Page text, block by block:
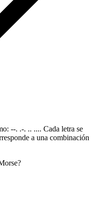
--. .-. .. .... Cada letra se
a una combinación